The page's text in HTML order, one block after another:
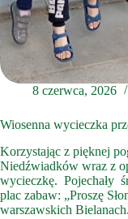
8 czerwca, 2026
Wiosenna wycieczka
Korzystając z pięknej
Niedźwiadków wraz z
wycieczkę. Pojechały
plac zabaw: „Proszę
warszawskich